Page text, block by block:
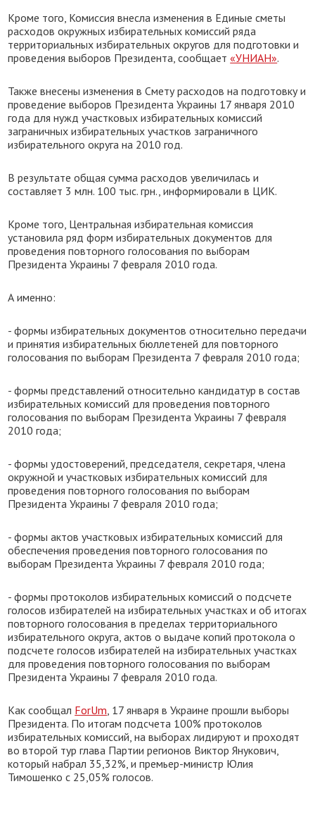
Кроме того, Комиссия внесла изменения в Единые сметы
расходов окружных избирательных комиссий ряда
территориальных избирательных округов для подготовки и
проведения выборов Президента, сообщает«УНИАН».
Также внесены изменения в Смету расходов на подготовку и
проведение выборов Президента Украины 17 января 2010
года для нужд участковых избирательных комиссий
заграничных избирательных участков заграничного
избирательного округа на 2010 год.
В результате общая сумма расходов увеличилась и
составляет 3 млн. 100 тыс. грн., информировали в ЦИК.
Кроме того, Центральная избирательная комиссия
установила ряд форм избирательных документов для
проведения повторного голосования по выборам
Президента Украины 7 февраля 2010 года.
А именно:
- формы избирательных документов относительно передачи
и принятия избирательных бюллетеней для повторного
голосования по выборам Президента 7 февраля 2010 года;
- формы представлений относительно кандидатур в состав
избирательных комиссий для проведения повторного
голосования по выборам Президента Украины 7 февраля
2010 года;
- формы удостоверений, председателя, секретаря, члена
окружной и участковых избирательных комиссий для
проведения повторного голосования по выборам
Президента Украины 7 февраля 2010 года;
- формы актов участковых избирательных комиссий для
обеспечения проведения повторного голосования по
выборам Президента Украины 7 февраля 2010 года;
- формы протоколов избирательных комиссий о подсчете
голосов избирателей на избирательных участках и об итогах
повторного голосования в пределах территориального
избирательного округа, актов о выдаче копий протокола о
подсчете голосов избирателей на избирательных участках
для проведения повторного голосования по выборам
Президента Украины 7 февраля 2010 года.
Как сообщал ForUm, 17 января в Украине прошли выборы
Президента. По итогам подсчета 100% протоколов
избирательных комиссий, на выборах лидируют и проходят
во второй тур глава Партии регионов Виктор Янукович,
который набрал 35,32%, и премьер-министр Юлия
Тимошенко с 25,05% голосов.